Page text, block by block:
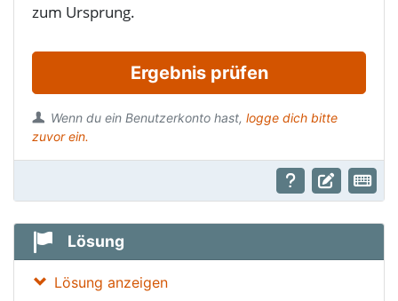
zum Ursprung.
Ergebnis prüfen
Wenn du ein Benutzerkonto hast, logge dich bitte
zuvor ein.
Lösung
Lösung anzeigen